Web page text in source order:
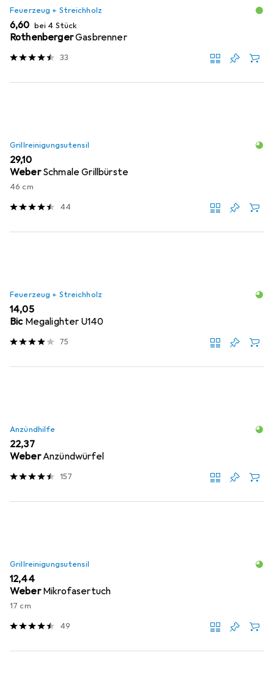
Feuerzeug + Streichholz
EUR
6,60 bei 4 Stück
RothenbergerGasbrenner
33
Grillreinigungsutensil
EUR
29,10
Weber Schmale Grillbürste
46 cm
44
Feuerzeug + Streichholz
EUR
14,05
Bic Megalighter U140
75
Anzündhilfe
EUR
22,37
WeberAnzündwürfel
157
Grillreinigungsutensil
EUR
12,44
Weber Mikrofasertuch
17 cm
49